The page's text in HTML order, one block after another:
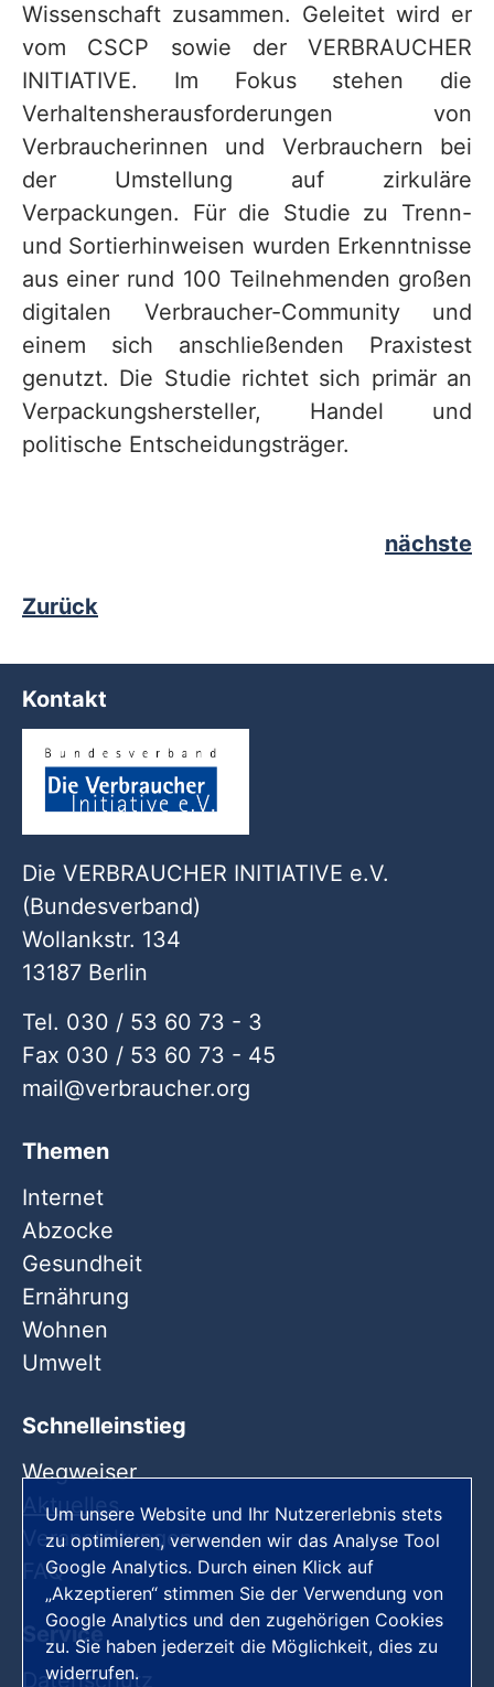
Wissenschaft zusammen. Geleitet wird er
vom CSCP sowie der VERBRAUCHER
INITIATIVE. Im Fokus stehen die
Verhaltensherausforderungen von
Verbraucherinnen und Verbrauchern bei
der Umstellung auf zirkuläre
Verpackungen. Für die Studie zu Trenn-
und Sortierhinweisen wurden Erkenntnisse
aus einer rund 100 Teilnehmenden großen
digitalen Verbraucher-Community und
einem sich anschließenden Praxistest
genutzt. Die Studie richtet sich primär an
Verpackungshersteller, Handel und
politische Entscheidungsträger.
nächste
Zurück
Kontakt
Die VERBRAUCHER INITIATIVE e.V.
(Bundesverband)
Wollankstr. 134
13187 Berlin
Tel. 030 / 53 60 73 - 3
Fax 030 / 53 60 73 - 45
mail
verbraucher org
Themen
Internet
Abzocke
Gesundheit
Ernährung
Wohnen
Umwelt
Schnelleinstieg
Wegweiser
Aktuelles
Veranstaltungen
FAQ
Service
Datenschutz
Um unsere Website und Ihr Nutzererlebnis stets
zu optimieren, verwenden wir das Analyse Tool
Google Analytics. Durch einen Klick auf
„Akzeptieren“ stimmen Sie der Verwendung von
Google Analytics und den zugehörigen Cookies
zu. Sie haben jederzeit die Möglichkeit, dies zu
widerrufen.